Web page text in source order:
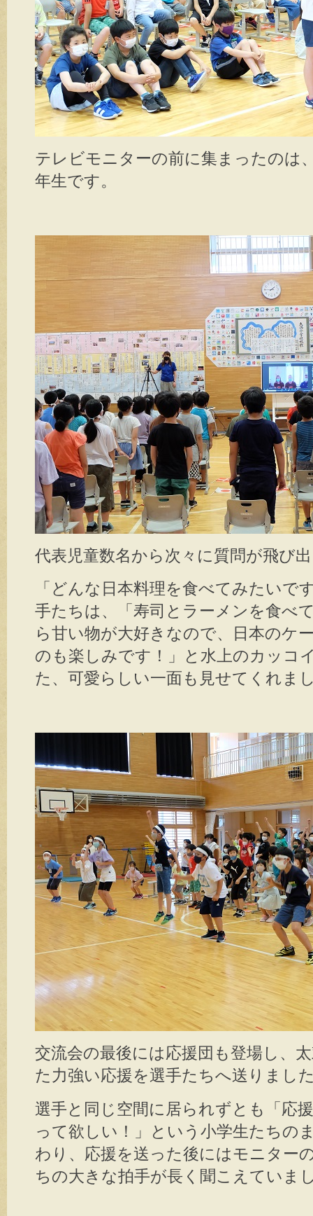
テレビモニターの前に集まったのは
年生です。
代表児童数名から次々に質問が飛び
「どんな日本料理を食べてみたいで
手たちは、「寿司とラーメンを食べ
ら甘い物が大好きなので、日本のケ
のも楽しみです！」と水上のカッコ
た、可愛らしい一面も見せてくれま
交流会の最後には応援団も登場し、
た力強い応援を選手たちへ送りまし
選手と同じ空間に居られずとも「応
って欲しい！」という小学生たちの
わり、応援を送った後にはモニター
ちの大きな拍手が長く聞こえていま